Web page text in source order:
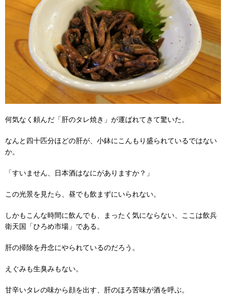
何気なく頼んだ「肝のタレ焼き」が運ばれてきて驚いた。
なんと四十匹分ほどの肝が、小鉢にこんもり盛られているではない
か。
「すいません、日本酒はなにがありますか？」
この光景を見たら、昼でも飲まずにいられない。
しかもこんな時間に飲んでも、まったく気にならない、ここは飲兵
衛天国「ひろめ市場」である。
肝の掃除を丹念にやられているのだろう。
えぐみも生臭みもない。
甘辛いタレの味から顔を出す、肝のほろ苦味が酒を呼ぶ。